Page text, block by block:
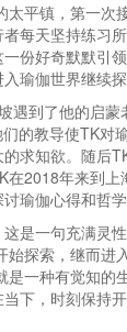
太平镇，第一次
每天坚持练习
份好奇默默引
瑜伽世界继续探
遇到了他的启蒙
的教导使TK对
求知欲。随后
在2018年来到
瑜伽心得和哲学
这是一句充满灵
始探索，继而进
是一种有觉知的
下，时刻保持